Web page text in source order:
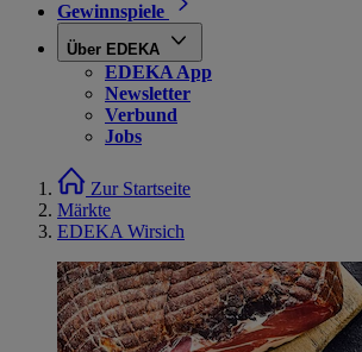
Gewinnspiele
Über EDEKA
EDEKA App
Newsletter
Verbund
Jobs
Zur Startseite
Märkte
EDEKA Wirsich